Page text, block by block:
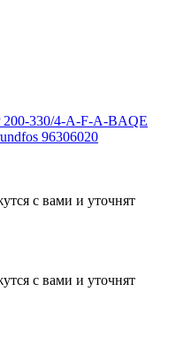
200-330/4-A-F-A-BAQE
96306020
с вами и уточнят
с вами и уточнят